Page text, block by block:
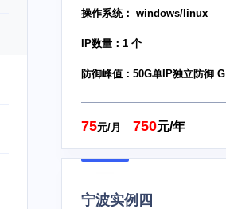
操作系统： windows/linux
IP数量：1 个
防御峰值：50G单IP独立防御 G
75元/月 750元/年
宁波实例四